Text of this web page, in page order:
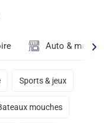
Auto &
Sports & jeux
mouches